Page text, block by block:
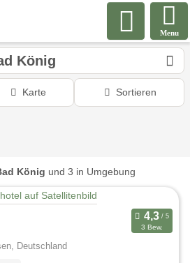
Menu
König
Karte Sortieren
König und 3 in Umgebung
3 Bew.
Deutschland